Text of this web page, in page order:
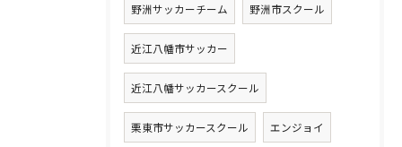
野洲サッカーチーム 野洲市スクール
近江八幡市サッカー
近江八幡サッカースクール
栗東市サッカースクール エンジョイ